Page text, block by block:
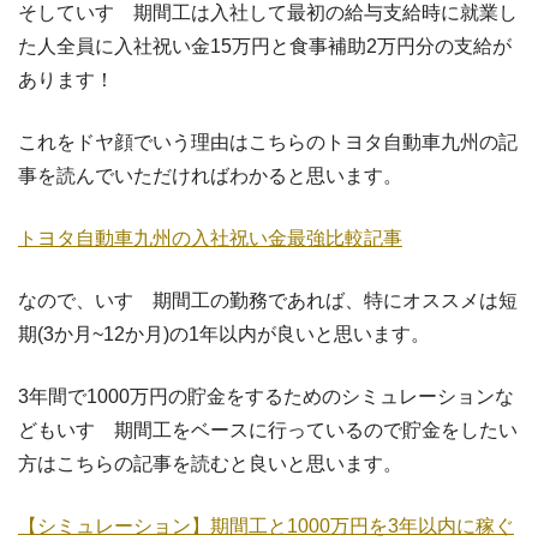
そしていすゞ期間工は入社して最初の給与支給時に就業し
た人全員に入社祝い金15万円と食事補助2万円分の支給が
あります！
これをドヤ顔でいう理由はこちらのトヨタ自動車九州の記
事を読んでいただければわかると思います。
トヨタ自動車九州の入社祝い金最強比較記事
なので、いすゞ期間工の勤務であれば、特にオススメは短
期(3か月~12か月)の1年以内が良いと思います。
3年間で1000万円の貯金をするためのシミュレーションな
どもいすゞ期間工をベースに行っているので貯金をしたい
方はこちらの記事を読むと良いと思います。
【シミュレーション】期間工と1000万円を3年以内に稼ぐ